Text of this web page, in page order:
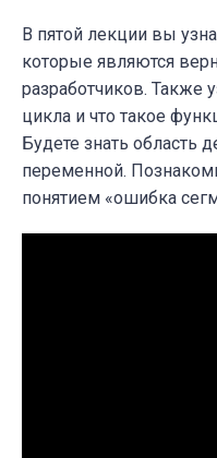
В пятой лекции вы
которые являются
разработчиков. Также
цикла и что такое
Будете знать область
переменной.
понятием «ошибка